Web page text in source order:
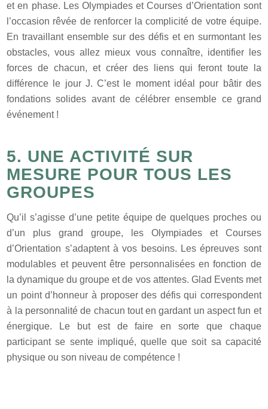
et en phase. Les Olympiades et Courses d’Orientation sont
l’occasion rêvée de renforcer la complicité de votre équipe.
En travaillant ensemble sur des défis et en surmontant les
obstacles, vous allez mieux vous connaître, identifier les
forces de chacun, et créer des liens qui feront toute la
différence le jour J. C’est le moment idéal pour bâtir des
fondations solides avant de célébrer ensemble ce grand
événement !
5. UNE ACTIVITÉ SUR
MESURE POUR TOUS LES
GROUPES
Qu’il s’agisse d’une petite équipe de quelques proches ou
d’un plus grand groupe, les Olympiades et Courses
d’Orientation s’adaptent à vos besoins. Les épreuves sont
modulables et peuvent être personnalisées en fonction de
la dynamique du groupe et de vos attentes. Glad Events met
un point d’honneur à proposer des défis qui correspondent
à la personnalité de chacun tout en gardant un aspect fun et
énergique. Le but est de faire en sorte que chaque
participant se sente impliqué, quelle que soit sa capacité
physique ou son niveau de compétence !